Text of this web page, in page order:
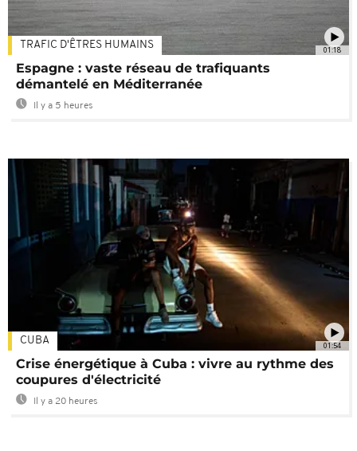
01:18
TRAFIC D'ÊTRES HUMAINS
Espagne : vaste réseau de trafiquants
démantelé en Méditerranée
Il y a 5 heures
01:54
CUBA
Crise énergétique à Cuba : vivre au rythme des
coupures d'électricité
Il y a 20 heures